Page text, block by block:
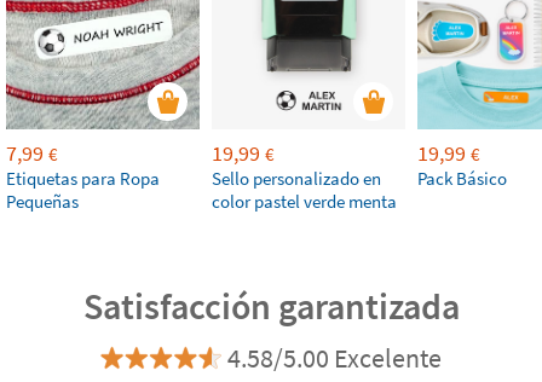
7,99 €
Etiquetas para Ropa
Pequeñas
19,99 €
Sello personalizado en
color pastel verde menta
19,99 €
Pack Básico
Satisfacción garantizada
4.58/5.00 Excelente